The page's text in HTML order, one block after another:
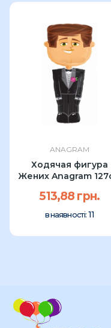
ANAGRAM
Ходячая фигура
Жених Anagram
513,88 грн.
в наявності: 11